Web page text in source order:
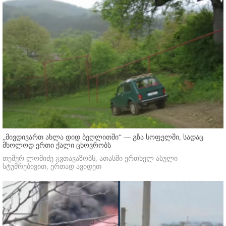
„მივდივართ ახლა დიდ ბეღლითში“ — გზა სოფელში, სადაც
მხოლოდ ერთი ქალი ცხოვრობს
თემურ ლომიძე გვთავაზობს, ათასში ერთხელ ასული
სტუმრებივით, ერთად ავიდეთ